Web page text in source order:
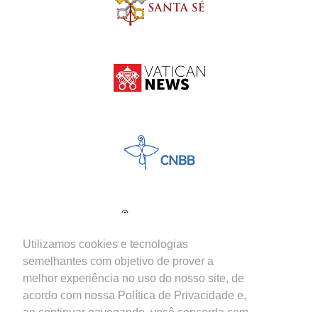
Utilizamos cookies e tecnologias
semelhantes com objetivo de prover a
melhor experiência no uso do nosso site, de
acordo com nossa Política de Privacidade e,